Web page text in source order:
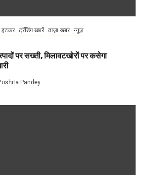
हटकर ट्रेंडिंग खबरें ताज़ा ख़बर न्यूज़
पर सख्ती, मिलावटखोरों पर कसेगा
Pandey